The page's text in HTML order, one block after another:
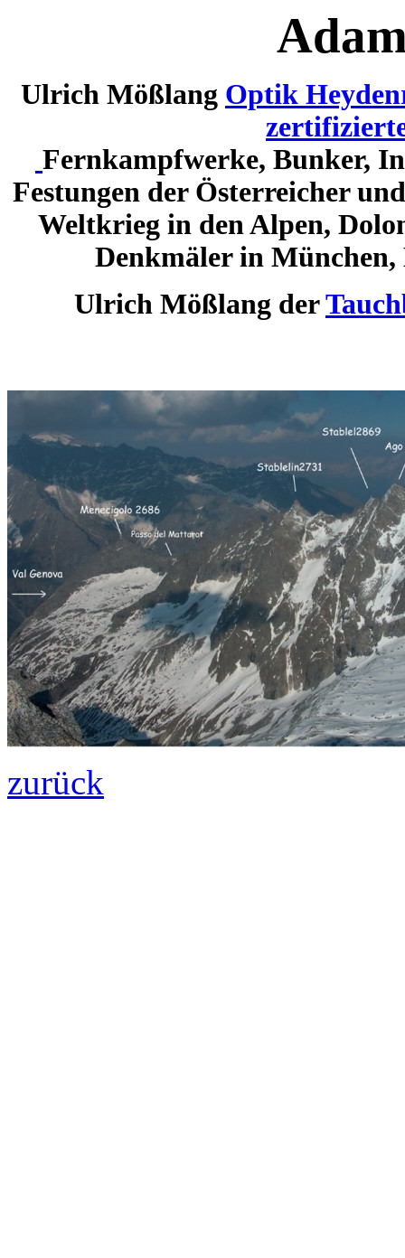
Ulrich Mößlang Optik
Fernkampfwerke, Bunker,
Festungen der Österreicher
Weltkrieg in den Alpen,
Denkmäler in München,
Ulrich Mößlang der
zurück